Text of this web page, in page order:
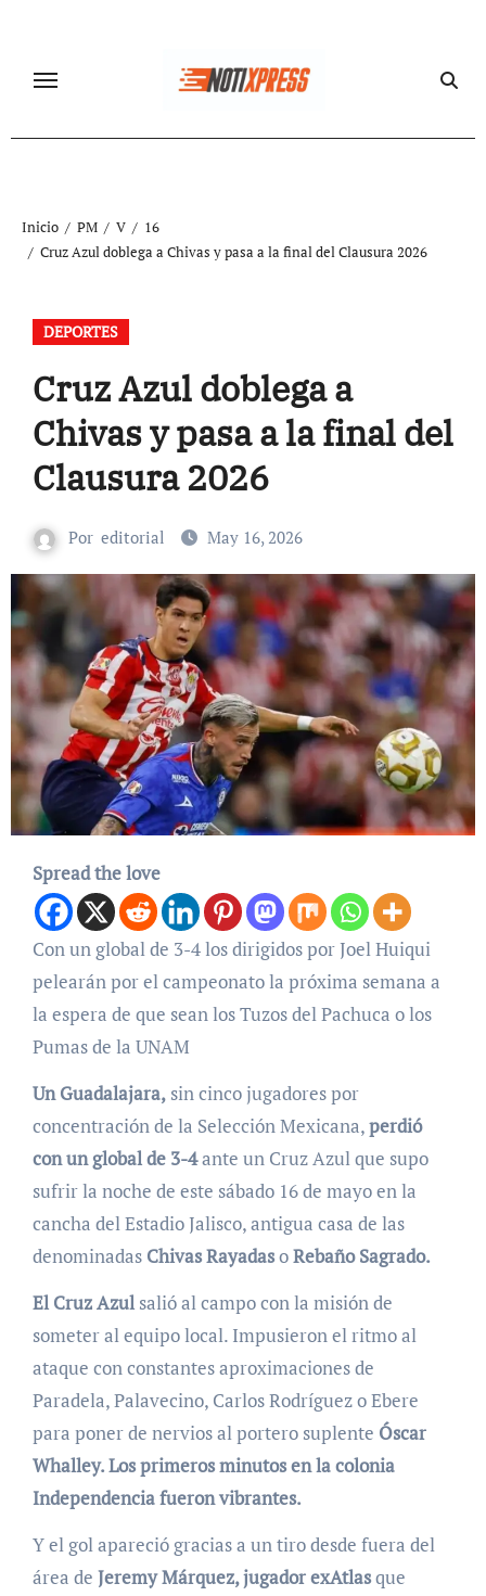
contenido
Inicio PM V
16
Cruz Azul doblega a Chivas y pasa a la final del Clausura 2026
DEPORTES
Cruz Azul doblega a
Chivas y pasa a la final del
Clausura 2026
Por editorial May 16, 2026
Spread the love
Con un global de 3-4 los dirigidos por Joel Huiqui
pelearán por el campeonato la próxima semana a
la espera de que sean los Tuzos del Pachuca o los
Pumas de la UNAM
Un Guadalajara,sin cinco jugadores por
concentración de la Selección Mexicana,perdió
con un global de 3-4ante un Cruz Azul que supo
sufrir la noche de este sábado 16 de mayo en la
cancha del Estadio Jalisco, antigua casa de las
denominadas Chivas RayadasoRebaño Sagrado.
El Cruz Azul salió al campo con la misión de
someter al equipo local. Impusieron el ritmo al
ataque con constantes aproximaciones de
Paradela, Palavecino, Carlos Rodríguez o Ebere
para poner de nervios al portero suplente Óscar
Whalley. Los primeros minutos en la colonia
Independencia fueron vibrantes.
Y el gol apareció gracias a un tiro desde fuera del
área de Jeremy Márquez, jugador exAtlasque